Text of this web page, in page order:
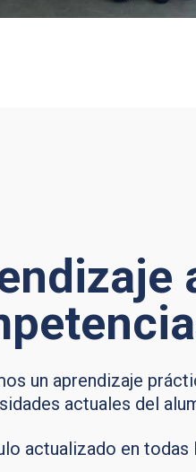
un aprendizaje
actuales del
actualizado en todas